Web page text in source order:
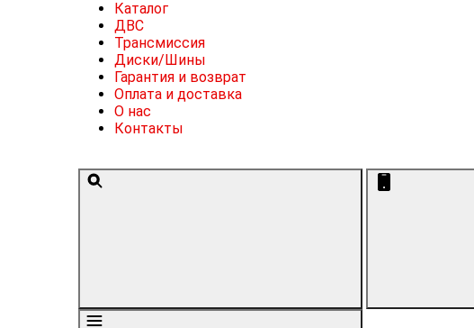
Каталог
ДВС
Трансмиссия
Диски/Шины
Гарантия и возврат
Оплата и доставка
О нас
Контакты